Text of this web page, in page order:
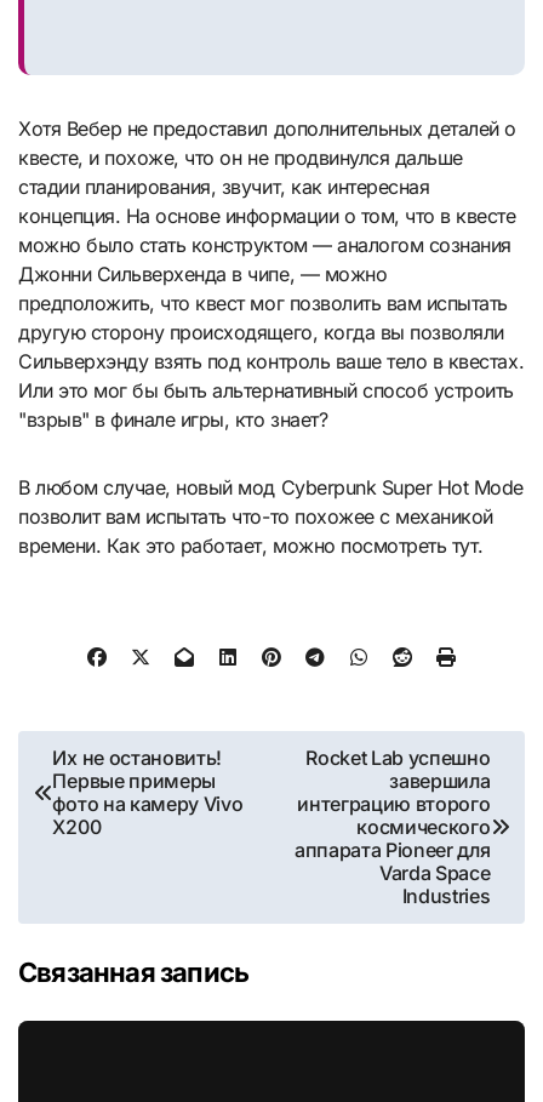
Хотя Вебер не предоставил дополнительных деталей о
квесте, и похоже, что он не продвинулся дальше
стадии планирования, звучит, как интересная
концепция. На основе информации о том, что в квесте
можно было стать конструктом — аналогом сознания
Джонни Сильверхенда в чипе, — можно
предположить, что квест мог позволить вам испытать
другую сторону происходящего, когда вы позволяли
Сильверхэнду взять под контроль ваше тело в квестах.
Или это мог бы быть альтернативный способ устроить
"взрыв" в финале игры, кто знает?
В любом случае, новый мод Cyberpunk Super Hot Mode
позволит вам испытать что-то похожее с механикой
времени. Как это работает, можно посмотреть тут.
Навигация
по
записям
Их не остановить!
Первые примеры
фото на камеру Vivo
X200
Rocket Lab успешно
завершила
интеграцию второго
космического
аппарата Pioneer для
Varda Space
Industries
Связанная запись